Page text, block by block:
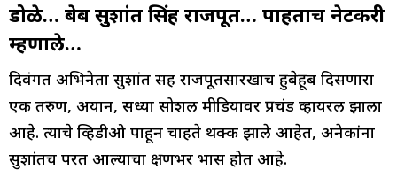
डोळे… हुबेहुब सुशांत सिंह राजपूत… पाहताच नेटकरी
म्हणाले…
दिवंगत अभिनेता सुशांत सिंह राजपूतसारखाच हुबेहूब दिसणारा
एक तरुण, अयान, सध्या सोशल मीडियावर प्रचंड व्हायरल झाला
आहे. त्याचे व्हिडीओ पाहून चाहते थक्क झाले आहेत, अनेकांना
सुशांतच परत आल्याचा क्षणभर भास होत आहे.